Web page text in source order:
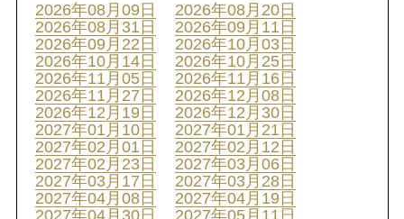
2026年08月09日
2026年08月20日
2026年08月31日
2026年09月11日
2026年09月22日
2026年10月03日
2026年10月14日
2026年10月25日
2026年11月05日
2026年11月16日
2026年11月27日
2026年12月08日
2026年12月19日
2026年12月30日
2027年01月10日
2027年01月21日
2027年02月01日
2027年02月12日
2027年02月23日
2027年03月06日
2027年03月17日
2027年03月28日
2027年04月08日
2027年04月19日